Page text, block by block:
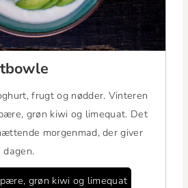
frugt og nød­der. Vin­teren
grøn kiwi og lime­quat. Det
mor­gen­mad, der giv­er
grøn kiwi og limequat